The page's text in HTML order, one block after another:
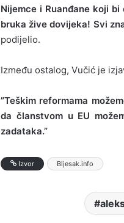
Nijemce i Ruanđane koji
bruka žive dovijeka! Svi
podijelio.
Između ostalog, Vučić je
”Teškim reformama
da članstvom u EU
zadataka.”
Izvor Bljesak.info